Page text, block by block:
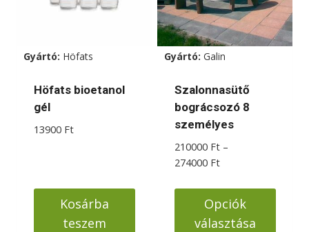
termékoldalon
választhatók
ki
A
változatok
a
termékoldalon
választhatók
ki
Gyártó: Höfats
Höfats bioetanol
gél
13900 Ft
Kosárba
teszem
Gyártó: Galin
Szalonnasütő
bográcsozó 8
személyes
210000 Ft –
274000 FtÁrtartomány:
-
274000 Ft
Opciók
választása